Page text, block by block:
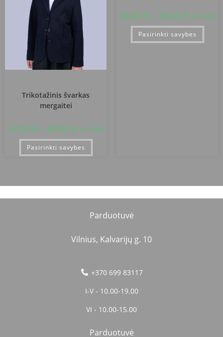
Trikotažinis švarkas
mergaitei
52,00 € – 69,00 € su PVM
Pasirinkti savybes
34,00 € – 36,00 € su PVM
Pasirinkti savybes
Parduotuvė
Vilnius, Kalvarijų g. 10
+370 699 83117
I-V - 10.00-19.00
VI - 10.00-15.00
Parduotuvė